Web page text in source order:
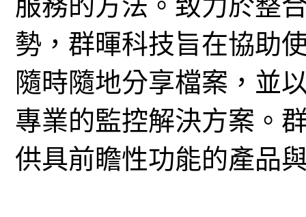
勢，群暉科技旨在協助
隨時隨地分享檔案，並
專業的監控解決方案。
供具前瞻性功能的產品